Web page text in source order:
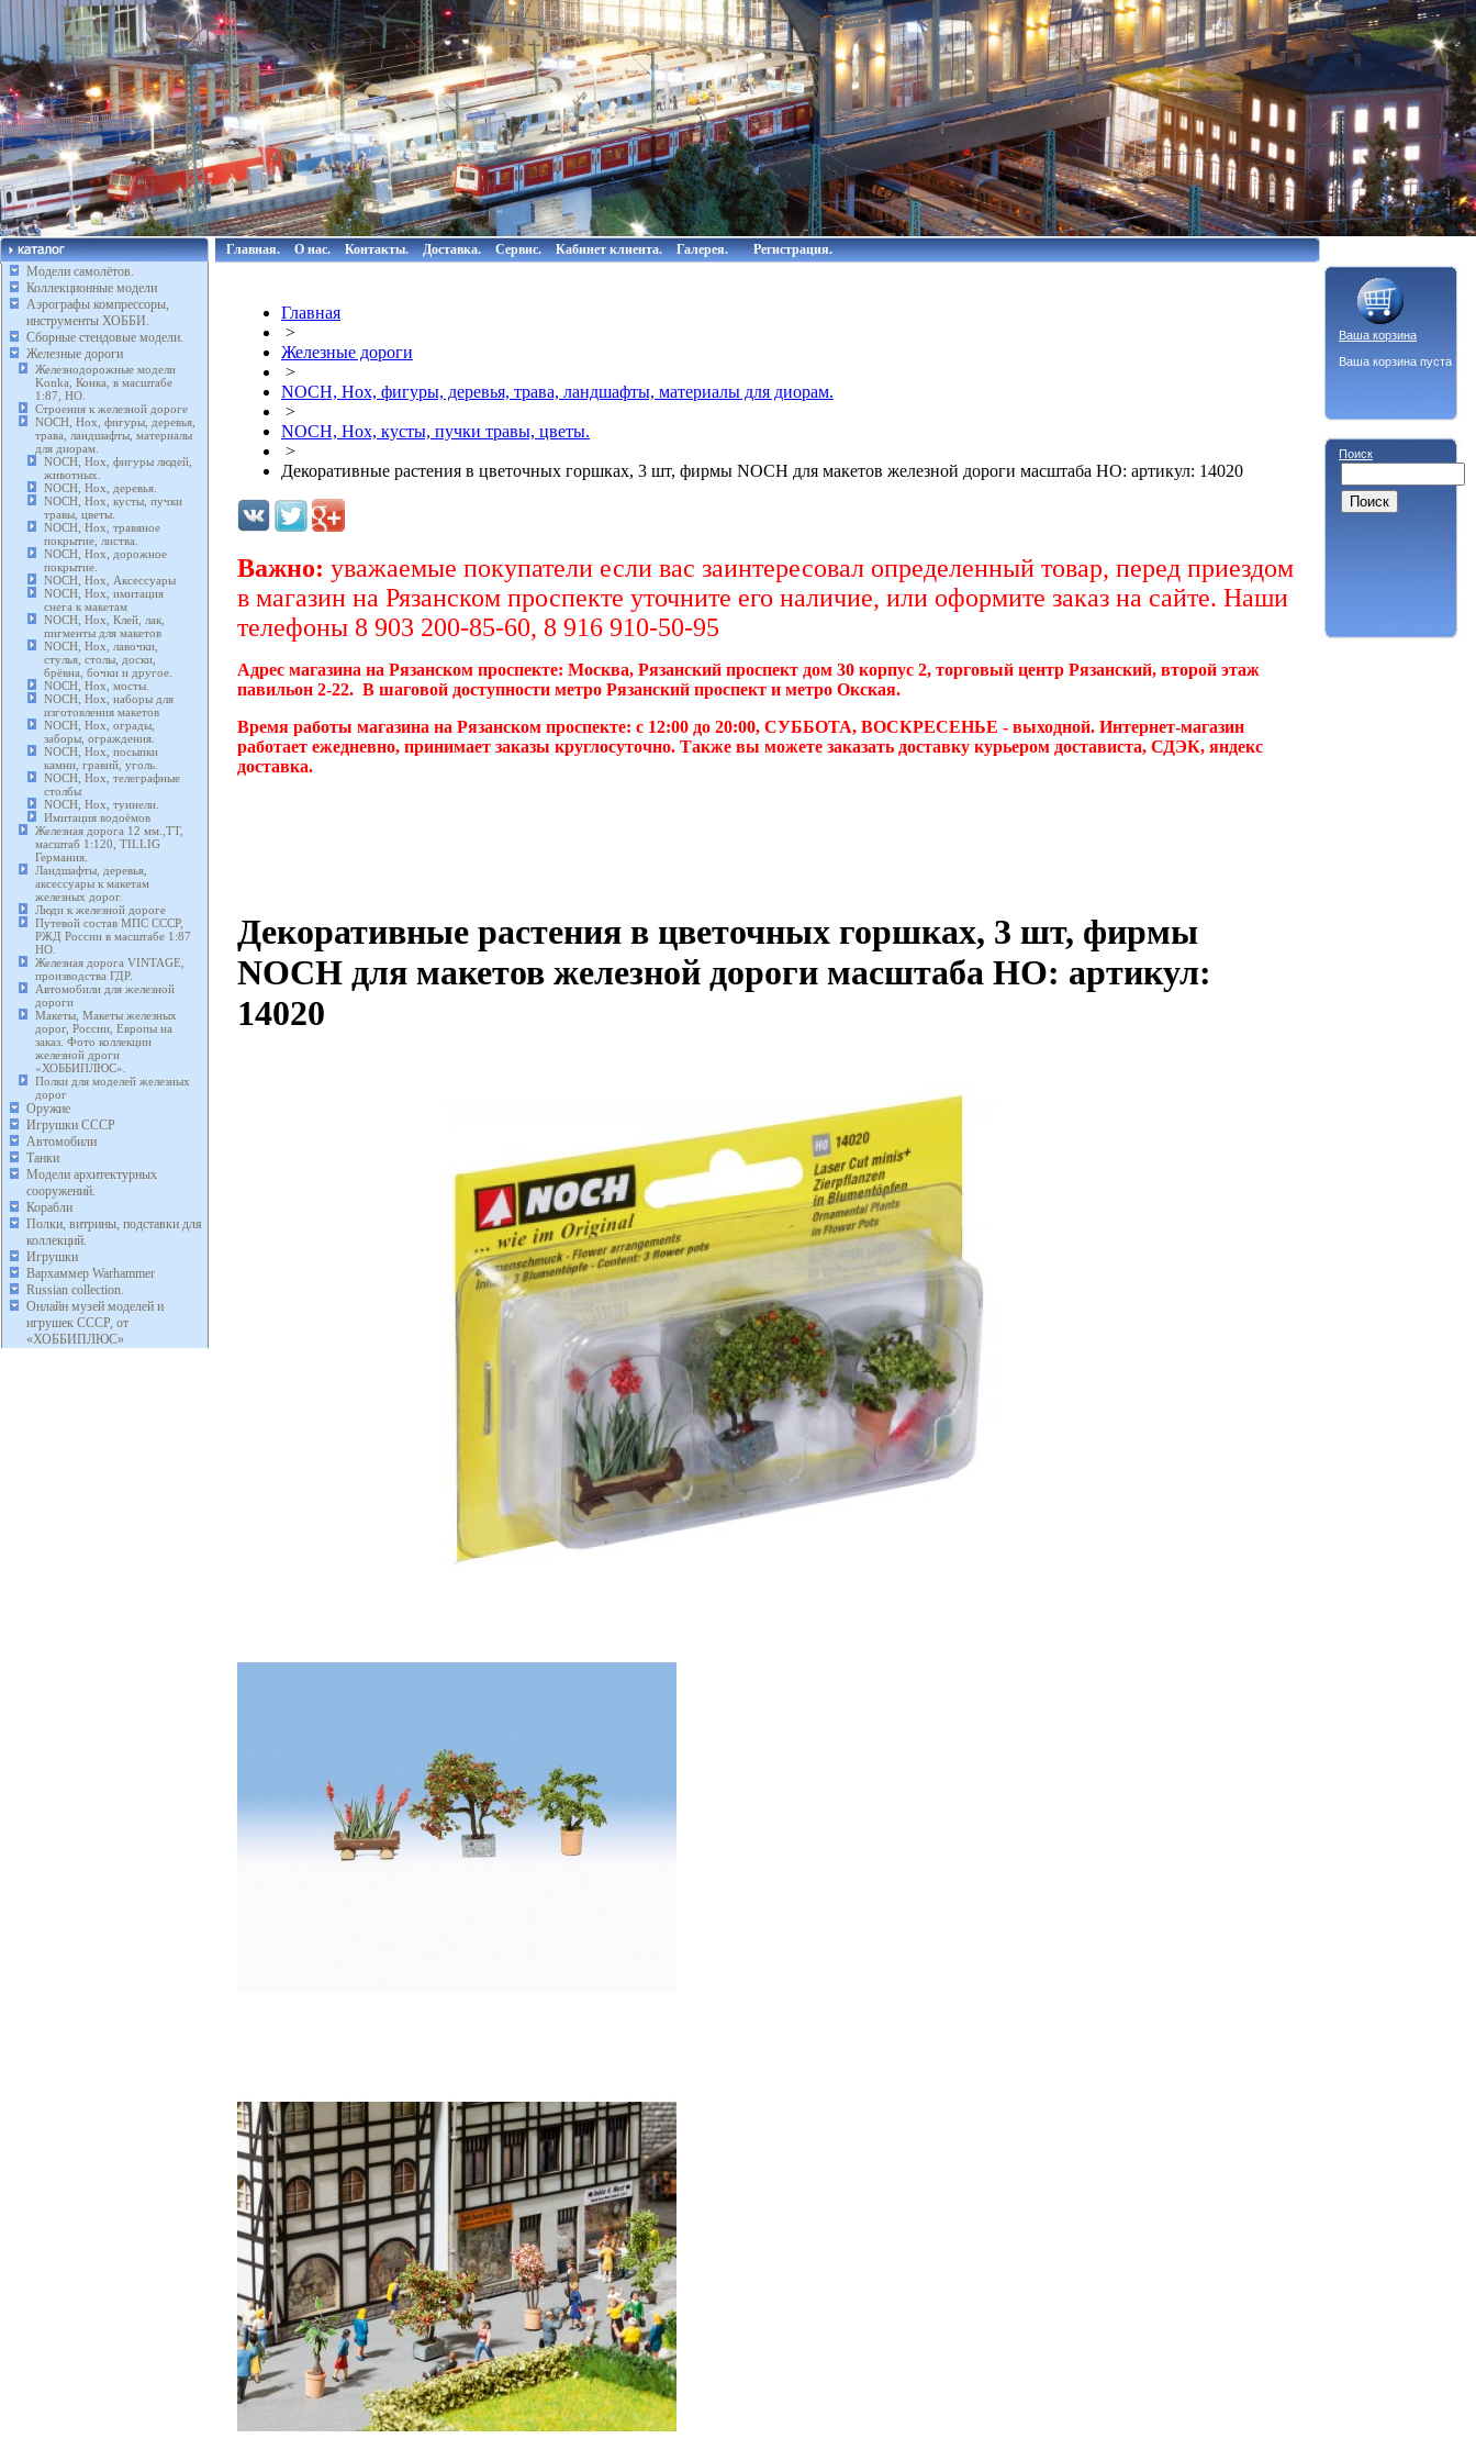
Модели самолётов.
Коллекционные модели
Аэрографы компрессоры,
инструменты ХОББИ.
Сборные стендовые модели.
Железные дороги
Железнодорожные модели
Konka, Конка, в масштабе
1:87, HO.
Строения к железной дороге
NOCH, Нох, фигуры, деревья,
трава, ландшафты, материалы
для диорам.
NOCH, Нох, фигуры людей,
животных.
NOCH, Нох, деревья.
NOCH, Нох, кусты, пучки
травы, цветы.
NOCH, Нох, травяное
покрытие, листва.
NOCH, Нох, дорожное
покрытие.
NOCH, Нох, Аксессуары
NOCH, Нох, имитация
снега к макетам
NOCH, Нох, Клей, лак,
пигменты для макетов
NOCH, Нох, лавочки,
стулья, столы, доски,
брёвна, бочки и другое.
NOCH, Нох, мосты.
NOCH, Нох, наборы для
изготовления макетов
NOCH, Нох, ограды,
заборы, ограждения.
NOCH, Нох, посыпки
камни, гравий, уголь.
NOCH, Нох, телеграфные
столбы
NOCH, Нох, туннели.
Имитация водоёмов
Железная дорога 12 мм.,TT,
масштаб 1:120, TILLIG
Германия.
Ландшафты, деревья,
аксессуары к макетам
железных дорог.
Люди к железной дороге
Путевой состав МПС СССР,
РЖД России в масштабе 1:87
HO.
Железная дорога VINTAGE,
производства ГДР.
Автомобили для железной
дороги
Макеты, Макеты железных
дорог, России, Европы на
заказ. Фото коллекции
железной дроги
«ХОББИПЛЮС».
Полки для моделей железных
дорог
Оружие
Игрушки СССР
Автомобили
Танки
Модели архитектурных
сооружений.
Корабли
Полки, витрины, подставки для
коллекций.
Игрушки
Вархаммер Warhammer
Russian collection.
Онлайн музей моделей и
игрушек СССР, от
«ХОББИПЛЮС»
Главная. О нас. Контакты. Доставка. Сервис. Кабинет клиента. Галерея. Регистрация.
Главная
>
Железные дороги
>
NOCH, Нох, фигуры, деревья, трава, ландшафты, материалы для диорам.
>
NOCH, Нох, кусты, пучки травы, цветы.
>
Декоративные растения в цветочных горшках, 3 шт, фирмы NOCH для макетов железной дороги масштаба HO: артикул: 14020
Важно: уважаемые покупатели если вас заинтересовал определенный товар, перед приездом
в магазин на Рязанском проспекте уточните его наличие, или оформите заказ на сайте. Наши
телефоны 8 903 200-85-60, 8 916 910-50-95
Адрес магазина на Рязанском проспекте: Москва, Рязанский проспект дом 30 корпус 2, торговый центр Рязанский, второй этаж
павильон 2-22. В шаговой доступности метро Рязанский проспект и метро Окская.
Время работы магазина на Рязанском проспекте: с 12:00 до 20:00, СУББОТА, ВОСКРЕСЕНЬЕ - выходной. Интернет-магазин
работает ежедневно, принимает заказы круглосуточно. Также вы можете заказать доставку курьером достависта, СДЭК, яндекс
доставка.
Декоративные растения в цветочных горшках, 3 шт, фирмы
NOCH для макетов железной дороги масштаба HO: артикул:
14020
Ваша корзина
Ваша корзина пуста
Поиск